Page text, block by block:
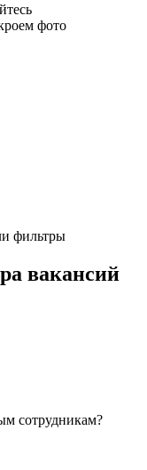
фото
фильтры
вакансий
сотрудникам?